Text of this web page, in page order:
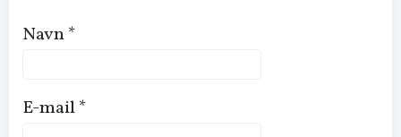
Navn*
E-mail*